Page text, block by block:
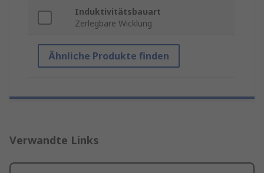
Induktivitätsbauart
Zerlegbare Wicklung
Ähnliche Produkte finden
Verwandte Links